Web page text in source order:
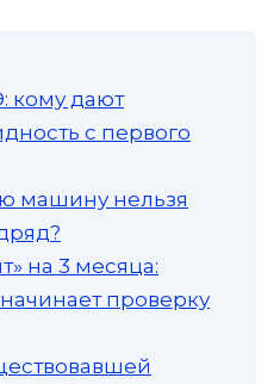
кому дают
с первого
машину нельзя
на 3 месяца:
проверку